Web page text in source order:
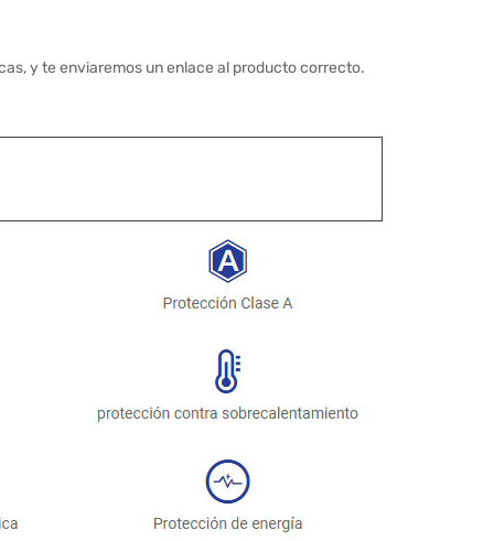
y te enviaremos un enlace al producto correcto.